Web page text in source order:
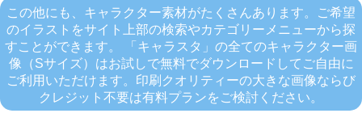
この他にも、キャラクター素材がたくさんあります。ご希望
のイラストをサイト上部の検索やカテゴリーメニューから探
すことができます。 「キャラスタ」の全てのキャラクター画
像（Sサイズ）はお試しで無料でダウンロードしてご自由に
ご利用いただけます。印刷クオリティーの大きな画像ならび
クレジット不要は有料プランをご検討ください。